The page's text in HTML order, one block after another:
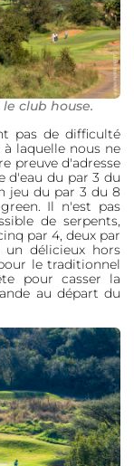
club house.
pas de difficulté
laquelle nous ne
preuve d'adresse
d'eau du par 3 du
jeu du par 3 du 8
Il n'est pas
de serpents,
par 4, deux par
délicieux hors
le traditionnel
pour casser la
au départ du